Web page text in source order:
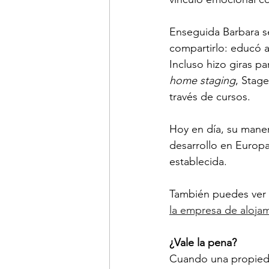
Enseguida Barbara
compartirlo: educó
Incluso hizo giras
home staging,
través de cursos.
Hoy en día, su
desarrollo en
establecida.
También puedes
la empresa de
¿Vale la pena?
Cuando una